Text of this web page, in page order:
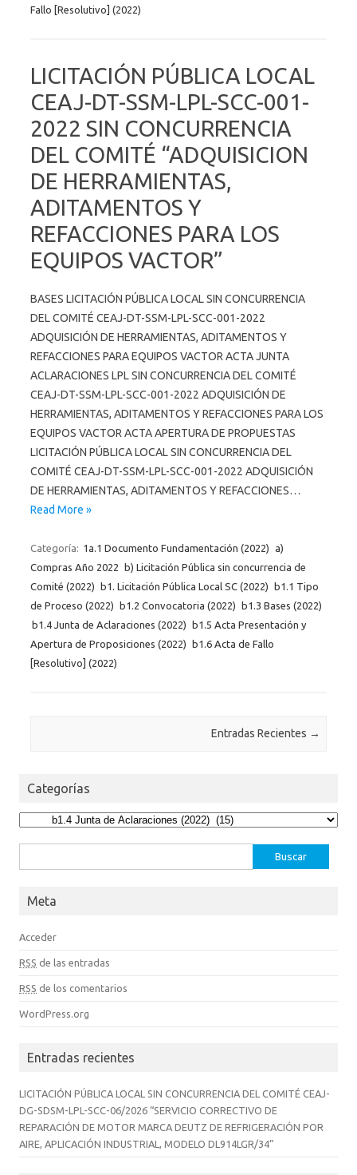
Fallo [Resolutivo] (2022)
LICITACIÓN PÚBLICA LOCAL
CEAJ-DT-SSM-LPL-SCC-001-
2022 SIN CONCURRENCIA
DEL COMITÉ “ADQUISICION
DE HERRAMIENTAS,
ADITAMENTOS Y
REFACCIONES PARA LOS
EQUIPOS VACTOR”
BASES LICITACIÓN PÚBLICA LOCAL SIN CONCURRENCIA
DEL COMITÉ CEAJ-DT-SSM-LPL-SCC-001-2022
ADQUISICIÓN DE HERRAMIENTAS, ADITAMENTOS Y
REFACCIONES PARA EQUIPOS VACTOR ACTA JUNTA
ACLARACIONES LPL SIN CONCURRENCIA DEL COMITÉ
CEAJ-DT-SSM-LPL-SCC-001-2022 ADQUISICIÓN DE
HERRAMIENTAS, ADITAMENTOS Y REFACCIONES PARA LOS
EQUIPOS VACTOR ACTA APERTURA DE PROPUESTAS
LICITACIÓN PÚBLICA LOCAL SIN CONCURRENCIA DEL
COMITÉ CEAJ-DT-SSM-LPL-SCC-001-2022 ADQUISICIÓN
DE HERRAMIENTAS, ADITAMENTOS Y REFACCIONES…
Read More »
Categoría: 1a.1 Documento Fundamentación (2022)
a)
Compras Año 2022 b) Licitación Pública sin concurrencia de
Comité (2022) b1. Licitación Pública Local SC (2022) b1.1 Tipo
de Proceso (2022) b1.2 Convocatoria (2022) b1.3 Bases (2022)
b1.4 Junta de Aclaraciones (2022) b1.5 Acta Presentación y
Apertura de Proposiciones (2022) b1.6 Acta de Fallo
[Resolutivo] (2022)
Entradas Recientes →
Categorías
Categorías
Meta
Acceder
RSS de las entradas
RSS de los comentarios
WordPress.org
Entradas recientes
LICITACIÓN PÚBLICA LOCAL SIN CONCURRENCIA DEL COMITÉ CEAJ-
DG-SDSM-LPL-SCC-06/2026 “SERVICIO CORRECTIVO DE
REPARACIÓN DE MOTOR MARCA DEUTZ DE REFRIGERACIÓN POR
AIRE, APLICACIÓN INDUSTRIAL, MODELO DL914LGR/34”